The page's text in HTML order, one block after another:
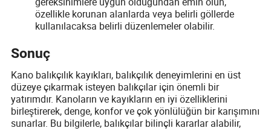
özellikle korunan alanlarda veya belirli göllerde
kullanılacaksa belirli düzenlemeler olabilir.
Sonuç
Kano balıkçılık kayıkları, balıkçılık deneyimlerini en üst
düzeye çıkarmak isteyen balıkçılar için önemli bir
yatırımdır. Kanoların ve kayıkların en iyi özelliklerini
birleştirerek, denge, konfor ve çok yönlülüğün bir karışımını
sunarlar. Bu bilgilerle, balıkçılar bilinçli kararlar alabilir,